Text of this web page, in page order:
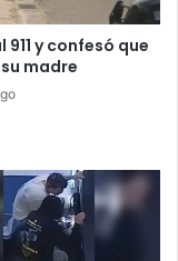
911 y confesó que
madre